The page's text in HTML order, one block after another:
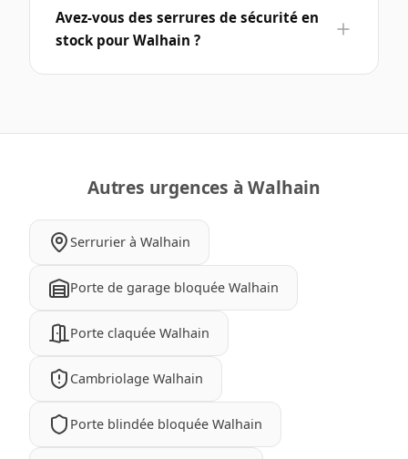
Avez-vous des serrures de sécurité en
stock pour Walhain ?
Autres urgences à Walhain
Serrurier à Walhain
Porte de garage bloquée Walhain
Porte claquée Walhain
Cambriolage Walhain
Porte blindée bloquée Walhain